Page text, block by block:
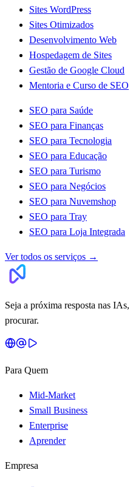
Sites WordPress
Sites Otimizados
Desenvolvimento Web
Hospedagem de Sites
Gestão de Google Cloud
Mentoria e Curso de SEO
SEO para Saúde
SEO para Finanças
SEO para Tecnologia
SEO para Educação
SEO para Turismo
SEO para Negócios
SEO para Nuvemshop
SEO para Tray
SEO para Loja Integrada
Ver todos os serviços →
Seja a próxima resposta nas
procurar.
Para Quem
Mid-Market
Small Business
Enterprise
Aprender
Empresa